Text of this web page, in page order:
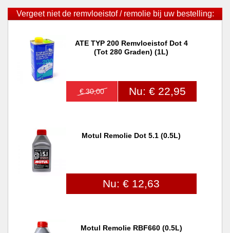
Vergeet niet de remvloeistof / remolie bij uw bestelling:
ATE TYP 200 Remvloeistof Dot 4
(tot 280 Graden) (1L)
€ 30,00 Nu: € 22,95
Motul Remolie Dot 5.1 (0.5L)
Nu: € 12,63
Motul Remolie RBF660 (0.5L)